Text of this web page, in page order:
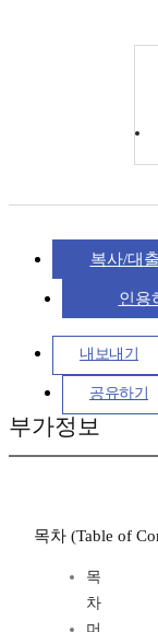
복사/대
인용
내보내기
공유하기
부가정보
목차 (Table of
목
차